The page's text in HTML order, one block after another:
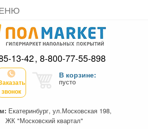
13-42 8-800-77-55-898
звонок
В корзине:
пусто
Екатеринбург, ул.Московская 198,
ЖК "Московский квартал"